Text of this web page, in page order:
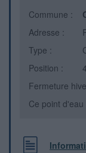
Commune :
Adresse :
Type :
Position :
Fermeture
Ce point